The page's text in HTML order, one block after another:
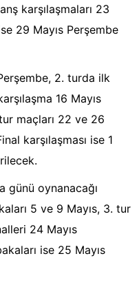
karşılaşmaları 23
29 Mayıs Perşembe
2. turda ilk
16 Mayıs
maçları 22 ve 26
karşılaşması ise 1
günü oynanacağı
5 ve 9 Mayıs, 3. tur
24 Mayıs
ise 25 Mayıs